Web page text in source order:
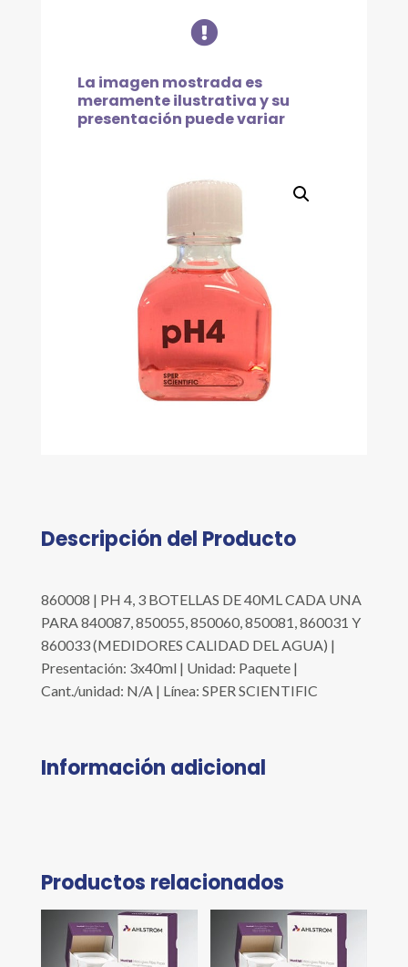
850060,
850081,
860031

La imagen mostrada es
meramente ilustrativa y su
presentación puede variar
Descripción del Producto
860008 | PH 4, 3 BOTELLAS DE 40ML CADA UNA
PARA 840087, 850055, 850060, 850081, 860031 Y
860033 (MEDIDORES CALIDAD DEL AGUA) |
Presentación: 3x40ml | Unidad: Paquete |
Cant./unidad: N/A | Línea: SPER SCIENTIFIC
Información adicional
Productos relacionados